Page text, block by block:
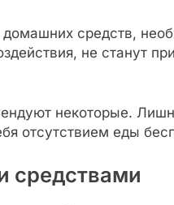
средств,
не станут
некоторые.
отсутствием еды
средствами